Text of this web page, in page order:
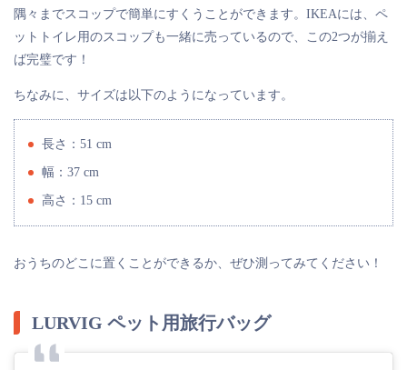
隅々までスコップで簡単にすくうことができます。IKEAには、ペ
ットトイレ用のスコップも一緒に売っているので、この2つが揃え
ば完璧です！
ちなみに、サイズは以下のようになっています。
長さ：51 cm
幅：37 cm
高さ：15 cm
おうちのどこに置くことができるか、ぜひ測ってみてください！
LURVIG ペット用旅行バッグ